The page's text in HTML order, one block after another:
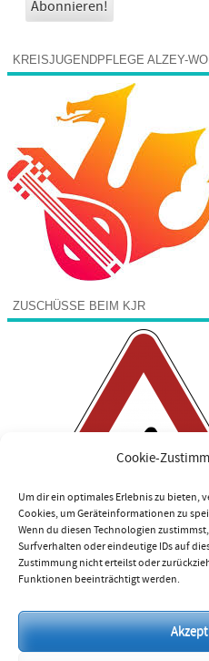
Cookie-
Um dir ein optimales Erlebnis zu bieten,
Cookies, um Geräteinformationen zu
Wenn du diesen Technologien
Surfverhalten oder eindeutige IDs auf
Zustimmung nicht erteilst oder
Funktionen beeinträchtigt werden.
KREISJUGENDPFLEGE ALZEY-
ZUSCHÜSSE BEIM KJR
Impressum